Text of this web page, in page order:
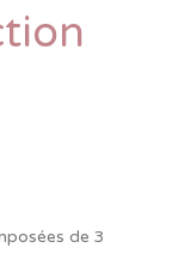
de 3